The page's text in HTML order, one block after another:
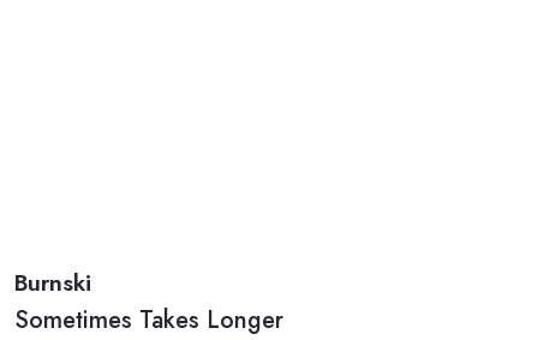
Burnski
Sometimes Takes Longer